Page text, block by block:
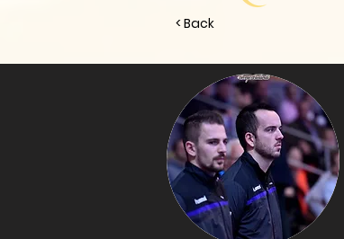
< Back